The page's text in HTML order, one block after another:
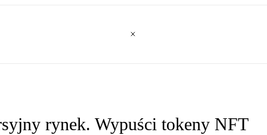
rynek. Wypuści tokeny NFT